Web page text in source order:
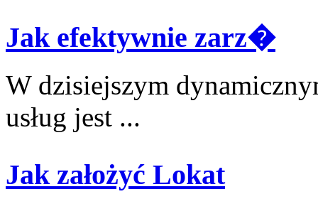
Jak efektywnie zarz�
W dzisiejszym
usług jest ...
Jak założyć Lokat